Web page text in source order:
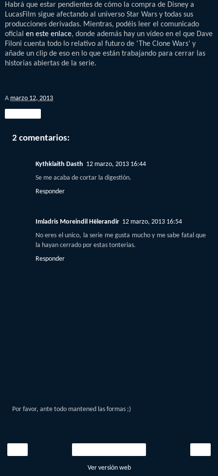
Habrá que estar pendientes de cómo la compra de Disney a
LucasFilm sigue afectando al universo Star Wars y todas sus
producciones derivadas. Mientras, podéis leer el comunicado
oficial en este enlace, donde además hay un vídeo en el que Dave
Filoni cuenta todo lo relativo al futuro de ‘The Clone Wars’ y
añade un clip de eso en lo que están trabajando para cerrar las
historias abiertas de la serie.
A marzo 12, 2013
2 comentarios:
Kythklaith Dasth 12 marzo, 2013 16:44
Se me acaba de cortar la digestión.
Responder
Imladris Moreindil Hëlerandir 12 marzo, 2013 16:54
No eres el unico, la serie me gusta mucho y me sabe fatal que
la hayan cerrado por estas tonterias.
Responder
Por favor, ante todo mantened las formas ;)
Ver versión web